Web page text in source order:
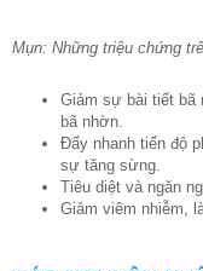
Mụn: Những triệu chứng
Giảm sự bài tiết bã
bã nhờn.
Đẩy nhanh tiến độ
sự tăng sừng.
Tiêu diệt và ngăn
Giảm viêm nhiễm,